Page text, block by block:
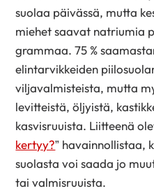
suolaa päivässä, mutta
miehet saavat natriumia
grammaa. 75 %
elintarvikkeiden
viljavalmisteista, mutta
levitteistä, öljyistä,
kasvisruuista. Liitteenä
kertyy?” havainnollistaa,
suolasta voi saada jo
tai valmisruuista.